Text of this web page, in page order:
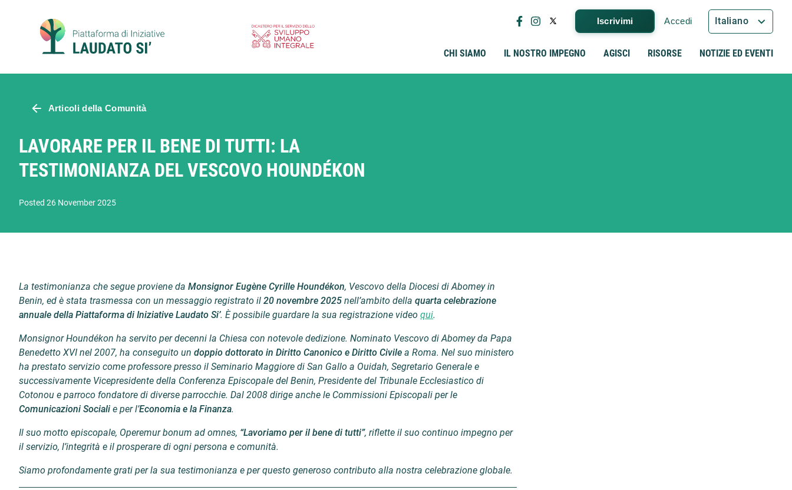
CHI SIAMO
IL NOSTRO IMPEGNO AGISCI RISORSE NOTIZIE ED EVENTI
Iscrivimi Accedi Italiano
Articoli della Comunità
LAVORARE PER IL BENE DI TUTTI: LA
TESTIMONIANZA DEL VESCOVO HOUNDÉKON
Posted 26 November 2025
La testimonianza che segue proviene da Monsignor Eugène Cyrille Houndékon, Vescovo della Diocesi di Abomey in
Benin, ed è stata trasmessa con un messaggio registrato il 20 novembre 2025 nell’ambito della quarta celebrazione
annuale della Piattaforma di Iniziative Laudato Si’. È possibile guardare la sua registrazione video qui.
Monsignor Houndékon ha servito per decenni la Chiesa con notevole dedizione. Nominato Vescovo di Abomey da Papa
Benedetto XVI nel 2007, ha conseguito un doppio dottorato in Diritto Canonico e Diritto Civile a Roma. Nel suo ministero
ha prestato servizio come professore presso il Seminario Maggiore di San Gallo a Ouidah, Segretario Generale e
successivamente Vicepresidente della Conferenza Episcopale del Benin, Presidente del Tribunale Ecclesiastico di
Cotonou e parroco fondatore di diverse parrocchie. Dal 2008 dirige anche le Commissioni Episcopali per le
Comunicazioni Sociali e per l’Economia e la Finanza.
Il suo motto episcopale, Operemur bonum ad omnes, “Lavoriamo per il bene di tutti”, riflette il suo continuo impegno per
il servizio, l’integrità e il prosperare di ogni persona e comunità.
Siamo profondamente grati per la sua testimonianza e per questo generoso contributo alla nostra celebrazione globale.